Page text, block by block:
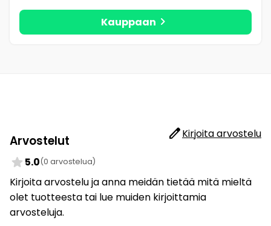
Kauppaan chevron_right
Arvostelut editKirjoita arvostelu
star 5.0(0 arvostelua)
Kirjoita arvostelu ja anna meidän tietää mitä mieltä
olet tuotteesta tai lue muiden kirjoittamia
arvosteluja.